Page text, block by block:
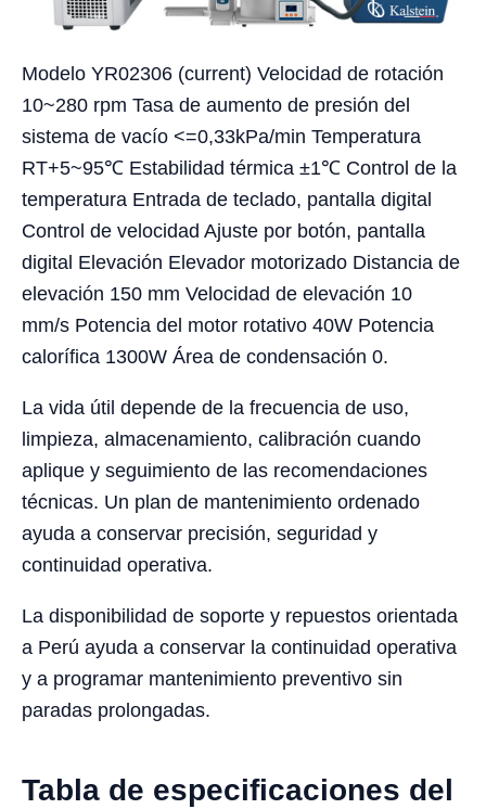
Modelo YR02306 (current) Velocidad de rotación
10~280 rpm Tasa de aumento de presión del
sistema de vacío <=0,33kPa/min Temperatura
RT+5~95℃ Estabilidad térmica ±1℃ Control de la
temperatura Entrada de teclado, pantalla digital
Control de velocidad Ajuste por botón, pantalla
digital Elevación Elevador motorizado Distancia de
elevación 150 mm Velocidad de elevación 10
mm/s Potencia del motor rotativo 40W Potencia
calorífica 1300W Área de condensación 0.
La vida útil depende de la frecuencia de uso,
limpieza, almacenamiento, calibración cuando
aplique y seguimiento de las recomendaciones
técnicas. Un plan de mantenimiento ordenado
ayuda a conservar precisión, seguridad y
continuidad operativa.
La disponibilidad de soporte y repuestos orientada
a Perú ayuda a conservar la continuidad operativa
y a programar mantenimiento preventivo sin
paradas prolongadas.
Tabla de especificaciones del